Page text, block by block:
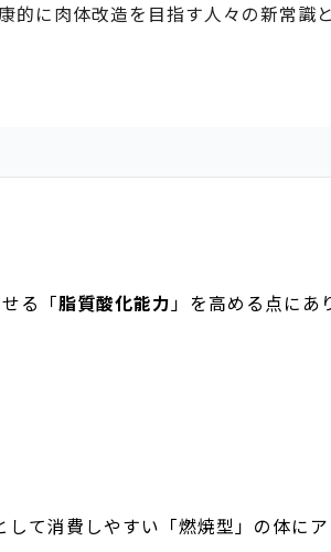
的に肉体改造を目指す人々の新常識
る「脂質酸化能力」を高める点にあ
て消費しやすい「燃焼型」の体に